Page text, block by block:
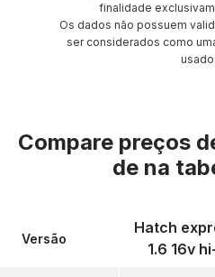
finalidade
Os dados não possuem
ser considerados como
Compare preços
de na
Versão
Hatch
1.6 16v